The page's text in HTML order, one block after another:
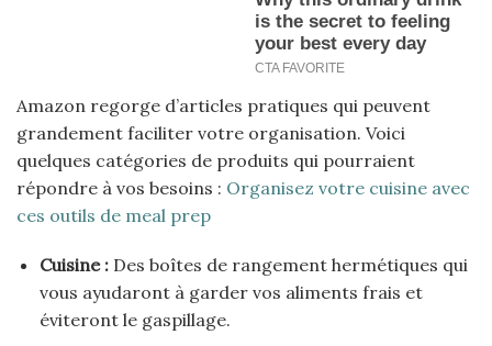
Amazon regorge d’articles pratiques qui peuvent
grandement faciliter votre organisation. Voici
quelques catégories de produits qui pourraient
répondre à vos besoins : Organisez votre cuisine avec
ces outils de meal prep
Cuisine :Des boîtes de rangement hermétiques qui
vous ayudaront à garder vos aliments frais et
éviteront le gaspillage.